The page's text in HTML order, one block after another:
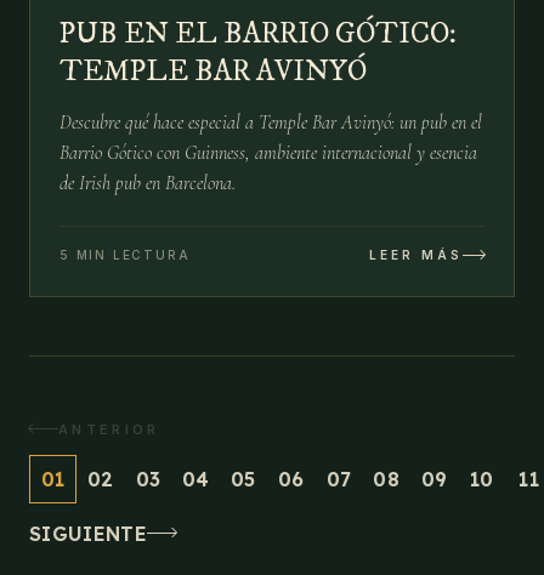
PUB EN EL BARRIO GÓTICO:
TEMPLE BAR AVINYÓ
Descubre qué hace especial a Temple Bar Avinyó: un pub en el
Barrio Gótico con Guinness, ambiente internacional y esencia
de Irish pub en Barcelona.
5 MIN LECTURA LEER MÁS
ANTERIOR
01 02 03 04 05 06 07 08 09 10 11
SIGUIENTE